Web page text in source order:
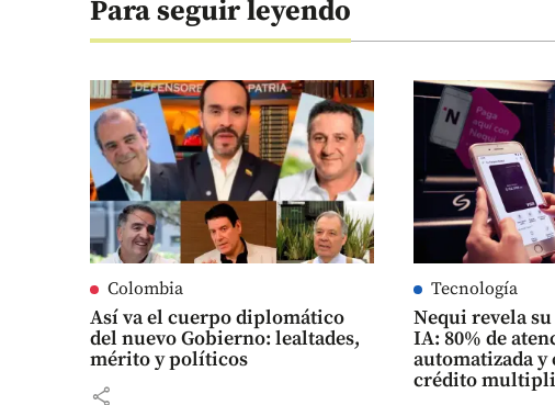
Para seguir leyendo
Colombia
Así va el cuerpo diplomático
del nuevo Gobierno: lealtades,
mérito y políticos
share
Tecnología
Nequi revela
IA: 80% de
automatizada y
crédito